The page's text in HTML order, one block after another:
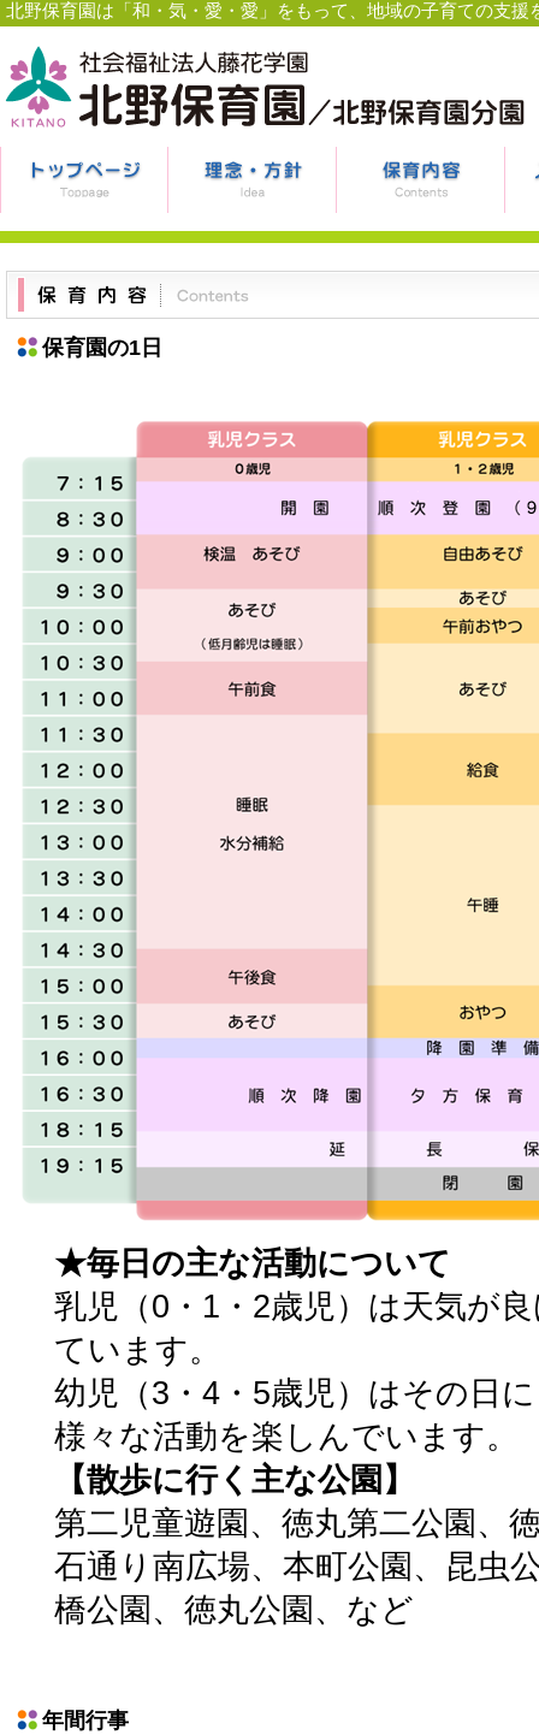
北野保育園は「和・気・愛・愛」をもって、地域の子育ての支援
保育園の1日
★毎日の主な活動について
乳児（0・1・2歳児）は天気が
ています。
幼児（3・4・5歳児）はその日
様々な活動を楽しんでいます。
【散歩に行く主な公園】
第二児童遊園、徳丸第二公園、
石通り南広場、本町公園、昆虫
橋公園、徳丸公園、など
年間行事